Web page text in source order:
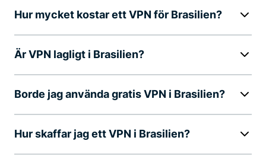
Hur mycket kostar ett VPN för Brasilien?
Är VPN lagligt i Brasilien?
Borde jag använda gratis VPN i Brasilien?
Hur skaffar jag ett VPN i Brasilien?